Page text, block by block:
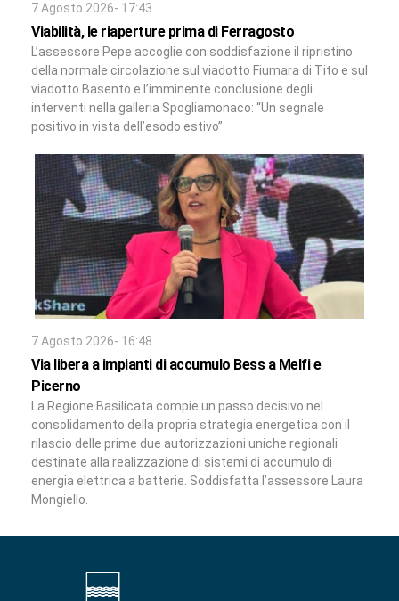
7 Agosto 2026- 17:43
Viabilità, le riaperture prima di Ferragosto
L’assessore Pepe accoglie con soddisfazione il ripristino
della normale circolazione sul viadotto Fiumara di Tito e sul
viadotto Basento e l’imminente conclusione degli
interventi nella galleria Spogliamonaco: “Un segnale
positivo in vista dell’esodo estivo”
7 Agosto 2026- 16:48
Via libera a impianti di accumulo Bess a Melfi e
Picerno
La Regione Basilicata compie un passo decisivo nel
consolidamento della propria strategia energetica con il
rilascio delle prime due autorizzazioni uniche regionali
destinate alla realizzazione di sistemi di accumulo di
energia elettrica a batterie. Soddisfatta l’assessore Laura
Mongiello.